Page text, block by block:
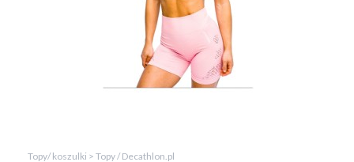
Topy/ koszulki > Topy / Decathlon.pl